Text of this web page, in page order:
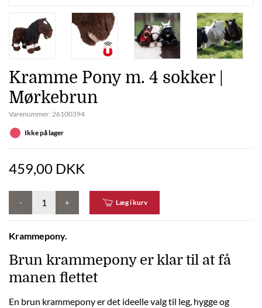
Kramme Pony m. 4 sokker |
Mørkebrun
Varenummer: 26100394
Ikke på lager
459,00 DKK
- + Læg i kurv
Krammepony.
Brun krammepony er klar til at få
manen flettet
En brun krammepony er det ideelle valg til leg, hygge og